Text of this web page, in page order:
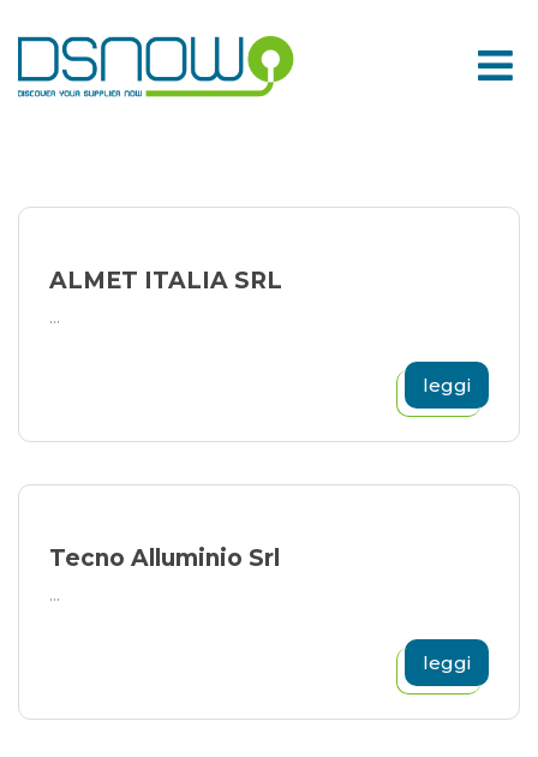
to
content
ALMET ITALIA SRL
...
leggi
Tecno Alluminio Srl
...
leggi